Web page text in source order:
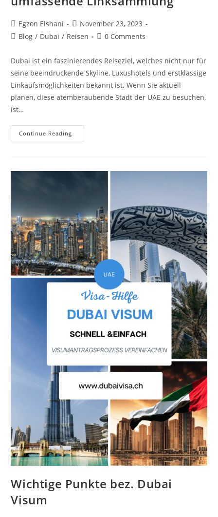
Egzon Elshani
November 23, 2023
Blog / Dubai / Reisen 0 Comments
Dubai ist ein faszinierendes Reiseziel, welches nicht nur für
seine beeindruckende Skyline, Luxushotels und erstklassige
Einkaufsmöglichkeiten bekannt ist. Wenn Sie aktuell
planen, diese atemberaubende Stadt der UAE zu besuchen,
ist…
Continue Reading
Wichtige Punkte bez. Dubai
Visum